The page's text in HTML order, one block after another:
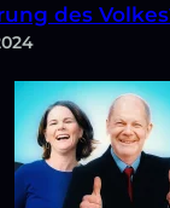
des